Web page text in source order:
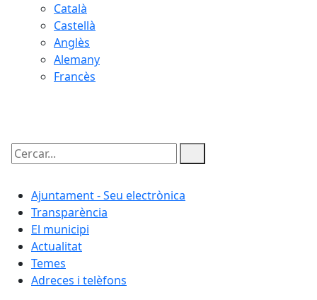
Català
Castellà
Anglès
Alemany
Francès
Cercar:
Ajuntament - Seu electrònica
Transparència
El municipi
Actualitat
Temes
Adreces i telèfons